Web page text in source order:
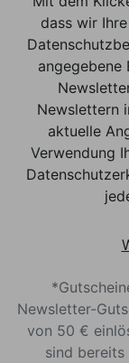
dass wir
angegebene
Newslettern
aktuelle
Verwendung
Newsletter-
von 50 €
sind